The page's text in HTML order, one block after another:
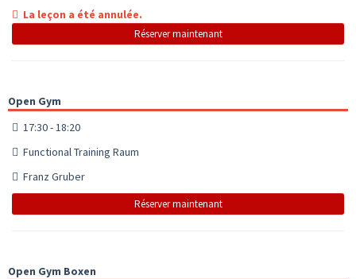
La leçon a été annulée.
Réserver maintenant
Open Gym
17:30 - 18:20
Functional Training Raum
Franz Gruber
Réserver maintenant
Open Gym Boxen